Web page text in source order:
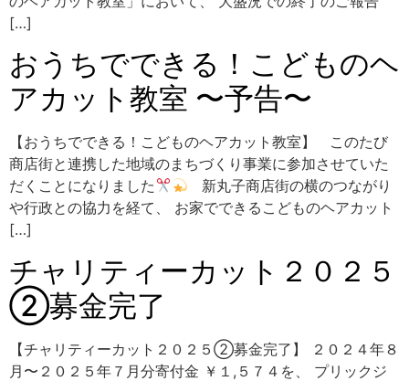
[…]
おうちでできる！こどものヘ
アカット教室 〜予告〜
【おうちでできる！こどものヘアカット教室】 このたび
商店街と連携した地域のまちづくり事業に参加させていた
だくことになりました
新丸子商店街の横のつながり
や行政との協力を経て、 お家でできるこどものヘアカット
[…]
チャリティーカット２０２５
②募金完了
【チャリティーカット２０２５②募金完了】 ２０２４年８
月〜２０２５年７月分寄付金 ￥１,５７４を、 プリックジ